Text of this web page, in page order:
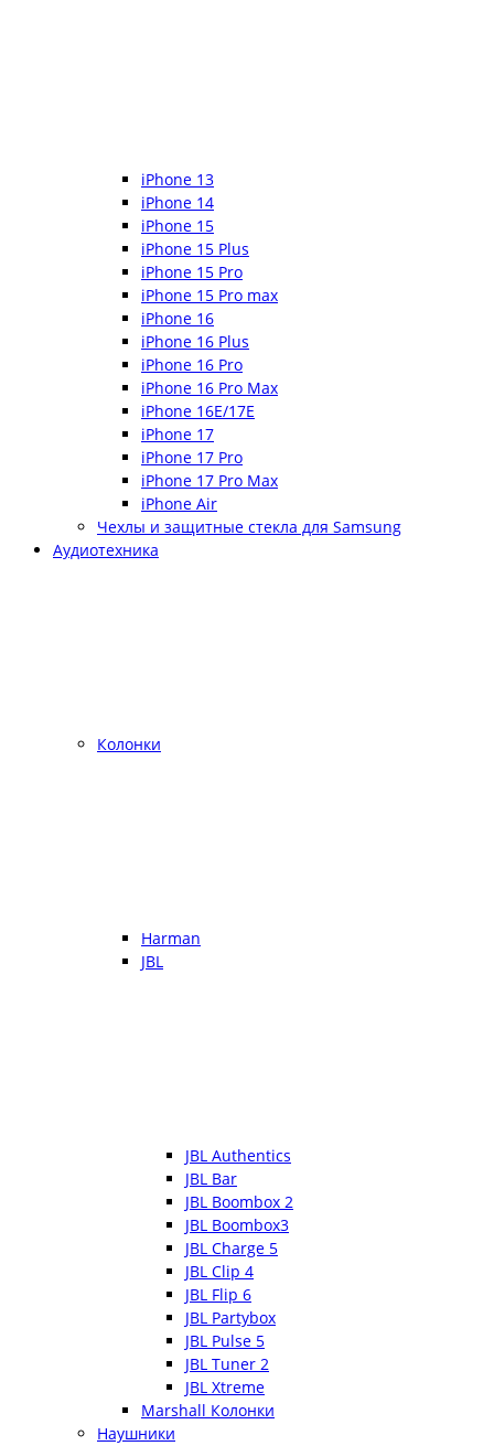
iPhone 13
iPhone 14
iPhone 15
iPhone 15 Plus
iPhone 15 Pro
iPhone 15 Pro max
iPhone 16
iPhone 16 Plus
iPhone 16 Pro
iPhone 16 Pro Max
iPhone 16E/17E
iPhone 17
iPhone 17 Pro
iPhone 17 Pro Max
iPhone Air
Чехлы и защитные стекла для Samsung
Аудиотехника
Колонки
Harman
JBL
JBL Authentics
JBL Bar
JBL Boombox 2
JBL Boombox3
JBL Charge 5
JBL Clip 4
JBL Flip 6
JBL Partybox
JBL Pulse 5
JBL Tuner 2
JBL Xtreme
Marshall Колонки
Наушники